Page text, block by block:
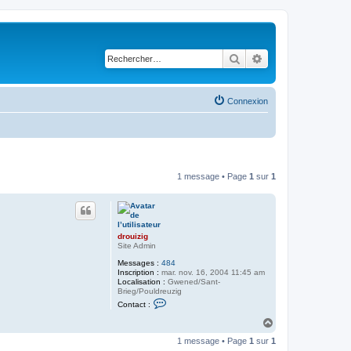
Rechercher
Connexion
1 message • Page 1 sur 1
drouizig
Site Admin
Messages : 484
Inscription : mar. nov. 16, 2004 11:45 am
Localisation : Gwened/Sant-
Brieg/Pouldreuzig
Contact :
u
1 message • Page 1 sur 1